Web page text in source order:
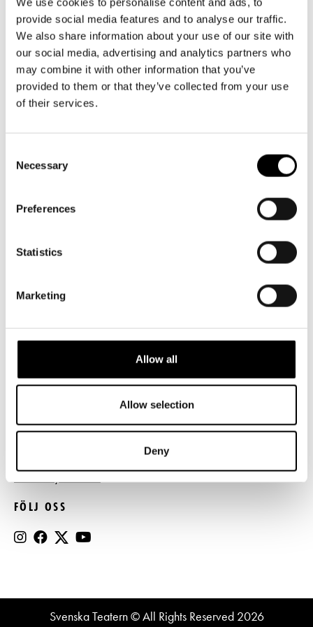
provide social media features and to analyse our traffic.
We also share information about your use of our site with
our social media, advertising and analytics partners who
may combine it with other information that you’ve
provided to them or that they’ve collected from your use
of their services.
Selection
Necessary
Preferences
Statistics
Marketing
Allow all
Allow selection
Deny
Presentkort
Tillgänglighet
Frågor & svar
Platskarta
Företag
Guidning
Teaterns verksamhet
Ensemble
Historia
Kontaktuppgifter
Press
Svenska Teatern Live
LOGGA IN
BILJETTER
Köp biljetter
biljetter@svenskateatern.fi
Biljettkassan öppnar 11.8
LÄNKAR
Press
Register- och dataskyddsbeskrivning
FÖLJ OSS
Svenska Teatern © All Rights Reserved 2026